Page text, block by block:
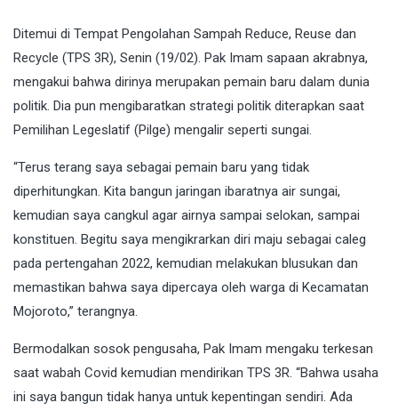
Ditemui di Tempat Pengolahan Sampah Reduce, Reuse dan
Recycle (TPS 3R), Senin (19/02). Pak Imam sapaan akrabnya,
mengakui bahwa dirinya merupakan pemain baru dalam dunia
politik. Dia pun mengibaratkan strategi politik diterapkan saat
Pemilihan Legeslatif (Pilge) mengalir seperti sungai.
“Terus terang saya sebagai pemain baru yang tidak
diperhitungkan. Kita bangun jaringan ibaratnya air sungai,
kemudian saya cangkul agar airnya sampai selokan, sampai
konstituen. Begitu saya mengikrarkan diri maju sebagai caleg
pada pertengahan 2022, kemudian melakukan blusukan dan
memastikan bahwa saya dipercaya oleh warga di Kecamatan
Mojoroto,” terangnya.
Bermodalkan sosok pengusaha, Pak Imam mengaku terkesan
saat wabah Covid kemudian mendirikan TPS 3R. “Bahwa usaha
ini saya bangun tidak hanya untuk kepentingan sendiri. Ada